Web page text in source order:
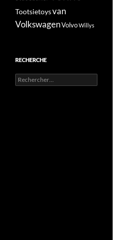
Tootsietoysvan
VolkswagenVolvoWillys
RECHERCHE
Rechercher :